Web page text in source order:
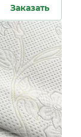
Заказать